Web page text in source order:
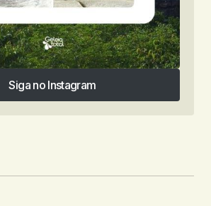
Siga no Instagram
Siga no Instagram